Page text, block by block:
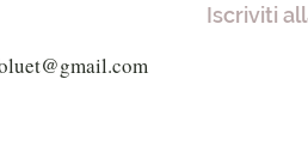
Iscriviti